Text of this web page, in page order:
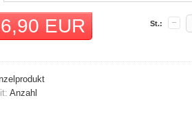
6,90 EUR St.:
Anzahl